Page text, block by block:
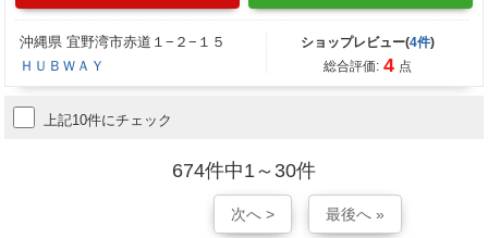
沖縄県 宜野湾市赤道１−２−１５
ＨＵＢＷＡＹ
ショップレビュー(4件)
総合評価: 4 点
上記10件にチェック
674件中1～30件
次へ > 最後へ »